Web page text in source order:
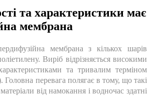
та характеристики має
мембрана
мембрана з кількох шарів
Виріб відрізняється високими
та тривалим терміном
Головна перевага полягає в тому, що такі
від намокання і водночас здатні